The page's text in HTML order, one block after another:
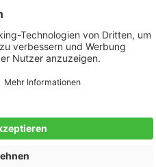
passt.
die gesamte Datenbank, dürfen
die Daten oder die gesamte
von TecDoc zu vervielfältigen, zu
durch Dritte ausführen zu lassen.